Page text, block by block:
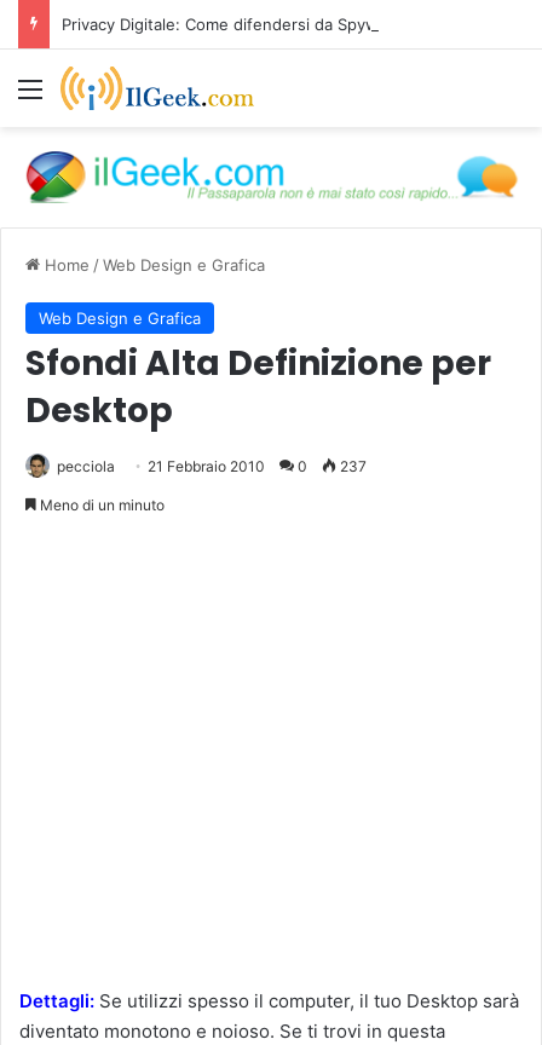
Menu
Home /Web Design e Grafica
Web Design e Grafica
Sfondi Alta Definizione per
Desktop
pecciola 21 Febbraio 2010 0 237
Meno di un minuto
Dettagli: Se utilizzi spesso il computer, il tuo Desktop sarà
diventato monotono e noioso. Se ti trovi in questa